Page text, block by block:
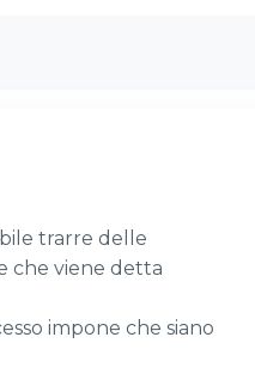
trarre delle
che viene detta
impone che siano